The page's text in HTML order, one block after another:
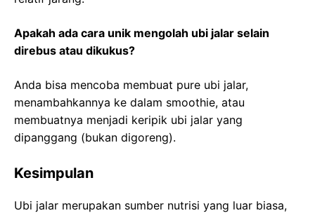
Apakah ada cara unik mengolah ubi jalar selain
direbus atau dikukus?
Anda bisa mencoba membuat pure ubi jalar,
menambahkannya ke dalam smoothie, atau
membuatnya menjadi keripik ubi jalar yang
dipanggang (bukan digoreng).
Kesimpulan
Ubi jalar merupakan sumber nutrisi yang luar biasa,